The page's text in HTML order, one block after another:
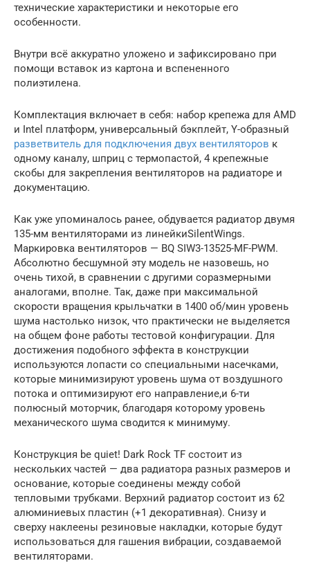
технические характеристики и некоторые его
особенности.
Внутри всё аккуратно уложено и зафиксировано при
помощи вставок из картона и вспененного
полиэтилена.
Комплектация включает в себя: набор крепежа для AMD
и Intel платформ, универсальный бэкплейт, Y-образный
разветвитель для подключения двух вентиляторов к
одному каналу, шприц с термопастой, 4 крепежные
скобы для закрепления вентиляторов на радиаторе и
документацию.
Как уже упоминалось ранее, обдувается радиатор двумя
135-мм вентиляторами из линейкиSilentWings.
Маркировка вентиляторов — BQ SIW3-13525-MF-PWM.
Абсолютно бесшумной эту модель не назовешь, но
очень тихой, в сравнении с другими соразмерными
аналогами, вполне. Так, даже при максимальной
скорости вращения крыльчатки в 1400 об/мин уровень
шума настолько низок, что практически не выделяется
на общем фоне работы тестовой конфигурации. Для
достижения подобного эффекта в конструкции
используются лопасти со специальными насечками,
которые минимизируют уровень шума от воздушного
потока и оптимизируют его направление,и 6-ти
полюсный моторчик, благодаря которому уровень
механического шума сводится к минимуму.
Конструкция be quiet! Dark Rock TF состоит из
нескольких частей — два радиатора разных размеров и
основание, которые соединены между собой
тепловыми трубками. Верхний радиатор состоит из 62
алюминиевых пластин (+1 декоративная). Снизу и
сверху наклеены резиновые накладки, которые будут
использоваться для гашения вибрации, создаваемой
вентиляторами.